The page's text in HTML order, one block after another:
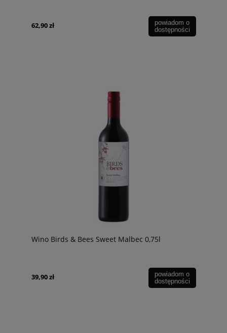
62,90 zł
powiadom o
dostępności
Wino Birds & Bees Sweet Malbec 0,75l
39,90 zł
powiadom o
dostępności